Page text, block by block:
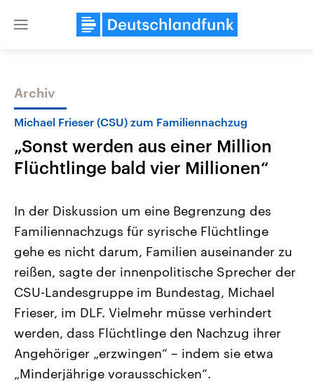
Close
Themen
Landtagswahl Sachsen-Anhalt
2026
Alle Informationen
Sachsen-Anhalt wählt am 6.
September 2026 einen neuen
Landtag. Seit 2021 wird das
Bundesland von einer Koalition aus
Umfragen, Prognosen,
Wahlprogramme, aktuelle Berichte
und Hintergründe zu den Parteien
und Kandidaten der anstehenden
Wahl.
Aktuelle Beiträge,
Hintergründe
Wirtschaftlich und
gehören die Vereinigten
den mächtigsten Ländern
mit großem Einfluss auf
Sendungen Programm Podcasts
Archiv
Michael Frieser (CSU) zum Familiennachzug
„Sonst werden aus einer Million
Flüchtlinge bald vier Millionen“
In der Diskussion um eine Begrenzung des
Familiennachzugs für syrische Flüchtlinge
gehe es nicht darum, Familien auseinander zu
reißen, sagte der innenpolitische Sprecher der
CSU-Landesgruppe im Bundestag, Michael
Frieser, im DLF. Vielmehr müsse verhindert
werden, dass Flüchtlinge den Nachzug ihrer
Angehöriger „erzwingen“ – indem sie etwa
„Minderjährige vorausschicken“.